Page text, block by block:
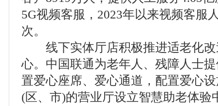
5G视频客服，2023年以来视频客服
次。
线下实体厅店积极推进适老化改
心。中国联通为老年人、残障人士
置爱心座席、爱心通道，配置爱心
(区、市)的营业厅设立智慧助老体验